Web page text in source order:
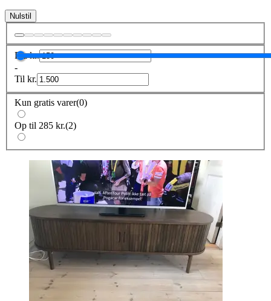
Nulstil
Frakr.
-
Til kr.
Kun gratis varer(0)
Op til 285 kr.(2)